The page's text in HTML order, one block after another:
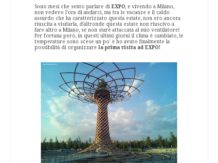
Sono mesi che sento parlare di EXPO , e vivendo a Milano,
non vedevo l'ora di andarci, ma tra le vacanze e il caldo
assurdo che ha caratterizzato questa estate, non ero ancora
riuscita a visitarla, d'altronde questa estate non riuscivo a
fare altro a Milano, se non stare attaccata al mio ventilatore!
Per fortuna però, in questi ultimi giorni il clima è cambiato, le
temperature sono scese un po' e ho avuto finalmente la
possibilità di organizzare la prima visita ad EXPO!